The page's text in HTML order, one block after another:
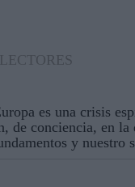
es una crisis
de conciencia, en la
y nuestro